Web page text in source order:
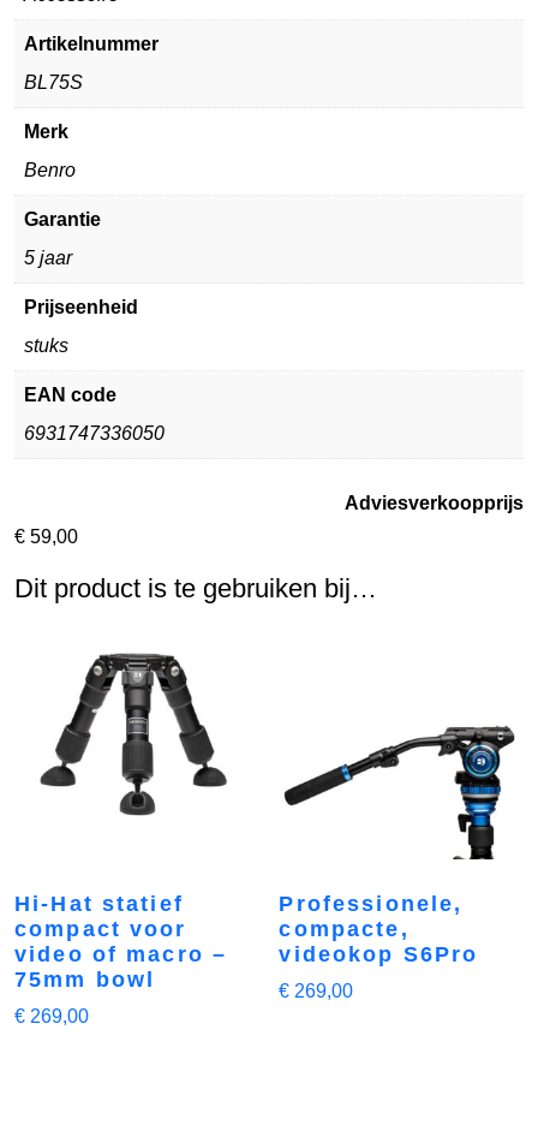
Artikelnummer
BL75S
Merk
Benro
Garantie
5 jaar
Prijseenheid
stuks
EAN code
6931747336050
Adviesverkoopprijs
€ 59,00
Dit product is te gebruiken bij…
Hi-Hat statief
compact voor
video of macro –
75mm bowl
€ 269,00
Professionele,
compacte,
videokop S6Pro
€ 269,00